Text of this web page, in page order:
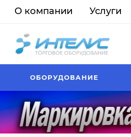
О компании Услуги
ОБОРУДОВАНИЕ